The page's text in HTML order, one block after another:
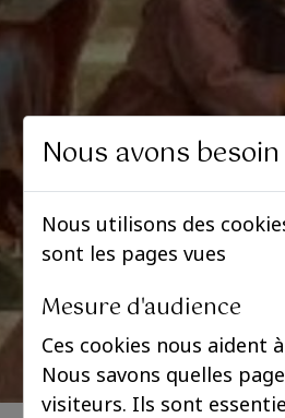
Nous avons
Nous utilisons des
sont les pages vues
Mesure d'audience
Ces cookies nous
Nous savons quelles
visiteurs. Ils sont